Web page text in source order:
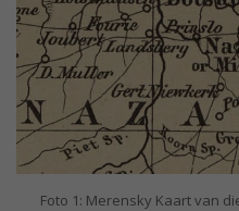
Foto 1: Merensky Kaart van